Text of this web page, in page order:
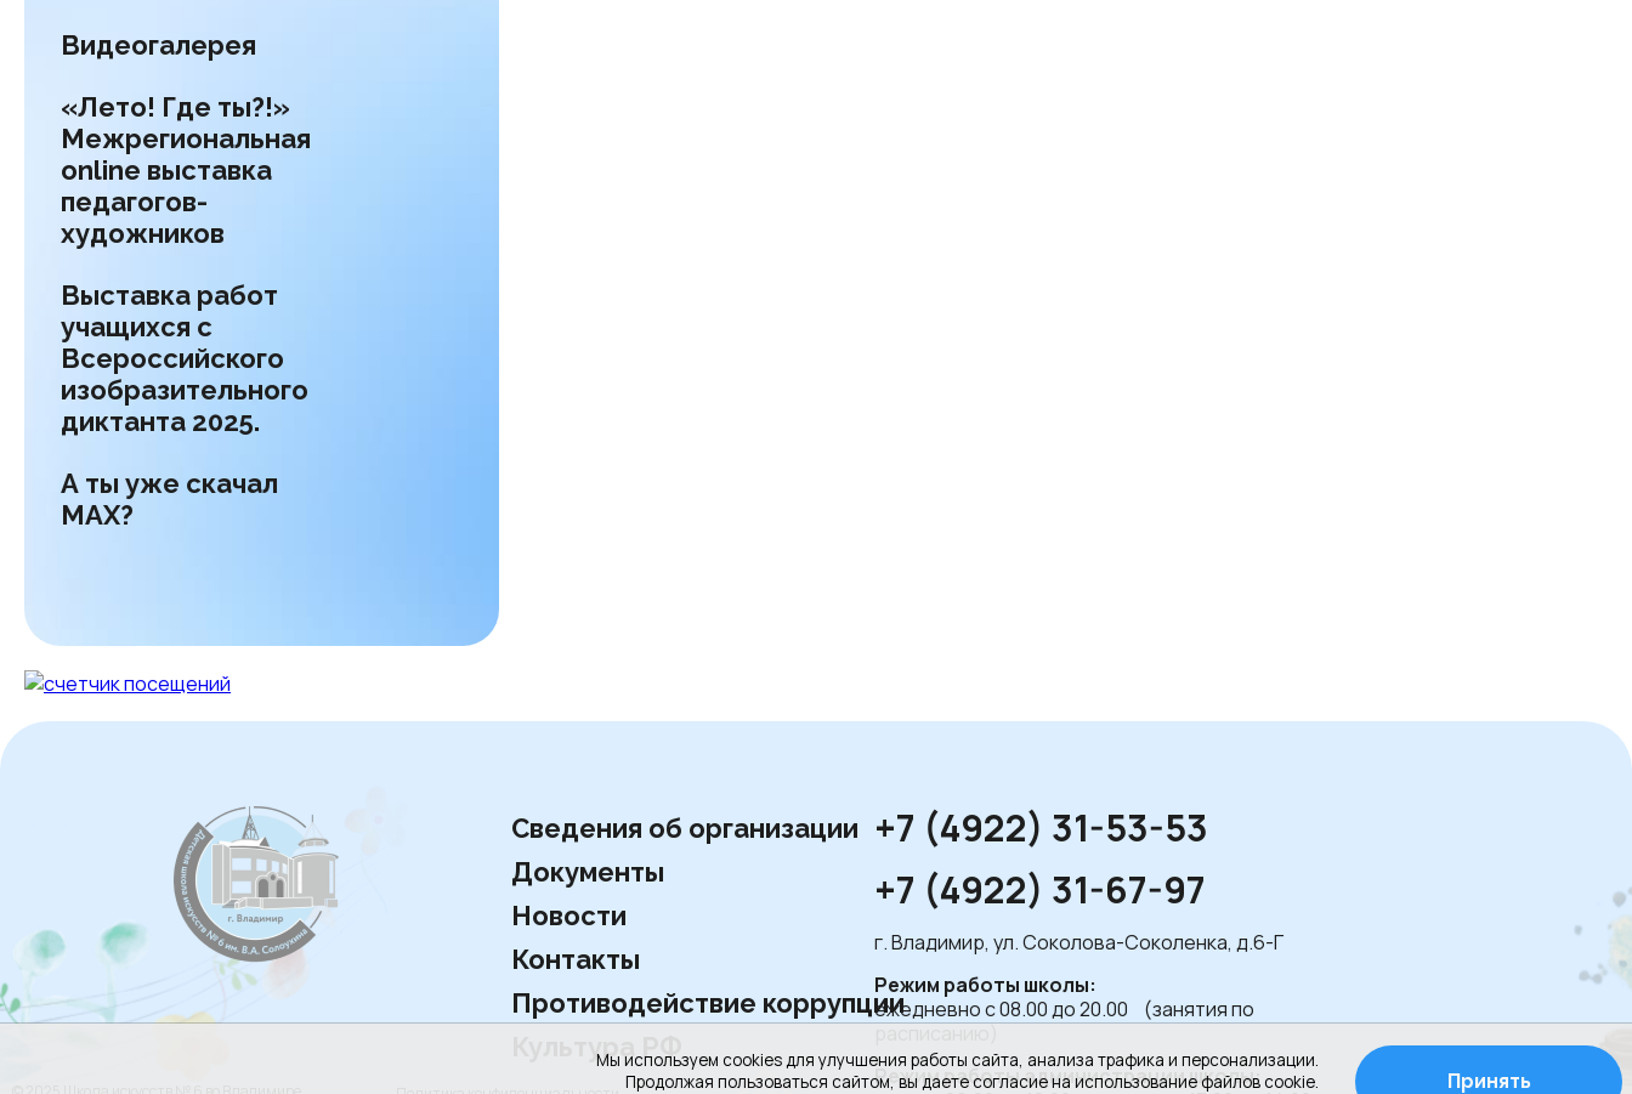
Мы используем cookies для улучшения работы сайта, анализа трафика и персонализации.
Продолжая пользоваться сайтом, вы даете согласие на использование файлов cookie.
Принять
Видеогалерея
«Лето! Где ты?!»
Межрегиональная
online выставка
педагогов-
художников
Выставка работ
учащихся с
Всероссийского
изобразительного
диктанта 2025.
А ты уже скачал
МАХ?
Сведения об организации
Документы
Новости
Контакты
Противодействие коррупции
Культура РФ
+7 (4922) 31-53-53
+7 (4922) 31-67-97
г. Владимир, ул. Соколова-Соколенка, д.6-Г
Режим работы школы:
ежедневно с 08.00 до 20.00 (занятия по
Режим работы администрации школы: